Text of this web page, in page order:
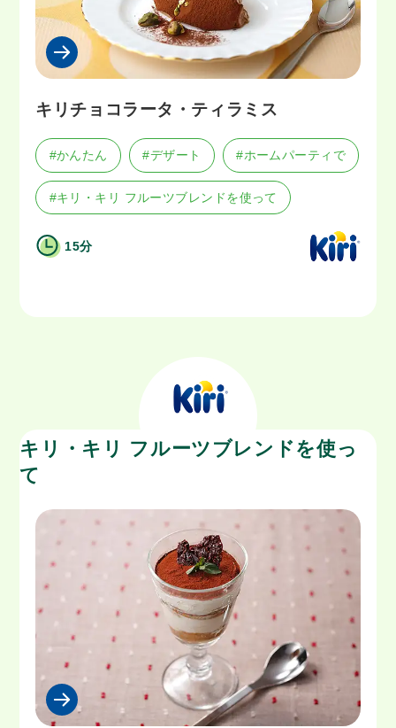
キリチョコラータ・ティラミス
#かんたん #デザート #ホームパーティで
#キリ・キリ フルーツブレンドを使って
15分
キリ・キリ フルーツブレンドを使っ
て